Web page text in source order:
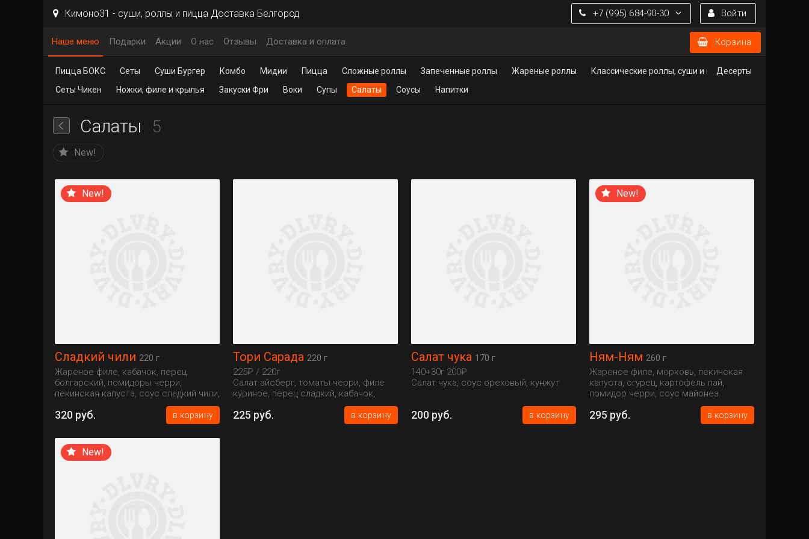
Войти
+7 (995) 684-90-30
Кимоно31 - суши, роллы и пицца Доставка Белгород
Корзина
Наше меню Подарки Акции О нас Отзывы Доставка и оплата
Пицца БОКС Сеты Суши Бургер Комбо Мидии Пицца Сложные роллы Запеченные роллы Жареные роллы Классические роллы, суши и гунканы
Десерты
Сеты Чикен
Ножки, филе и крылья Закуски Фри Воки Супы Салаты Соусы Напитки
Салаты 5
New!
New!
Сладкий чили 220 г
Жареное филе, кабачок, перец
болгарский, помидоры черри,
пекинская капуста, соус сладкий чили,
320 руб. в корзину
Тори Сарада 220 г
225₽ / 220г
Салат айсберг, томаты черри, филе
куриное, перец сладкий, кабачок,
225 руб. в корзину
Салат чука 170 г
140+30г 200₽
Салат чука, соус ореховый, кунжут
200 руб. в корзину
New!
Ням-Ням 260 г
Жареное филе, морковь, пекинская
капуста, огурец, картофель пай,
помидор черри, соус майонез
295 руб. в корзину
New!